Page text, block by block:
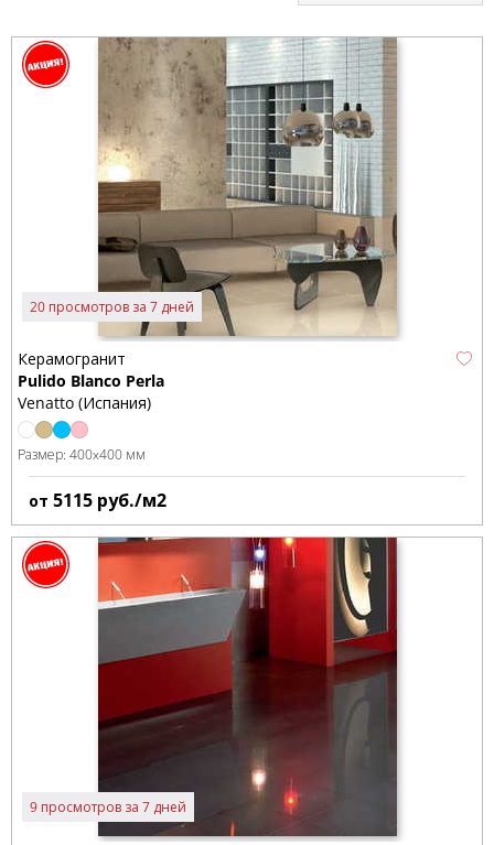
20 просмотров за 7 дней
Керамогранит
Pulido Blanco Perla
Venatto (Испания)
Размер: 400x400 мм
от 5115 руб./м2
9 просмотров за 7 дней